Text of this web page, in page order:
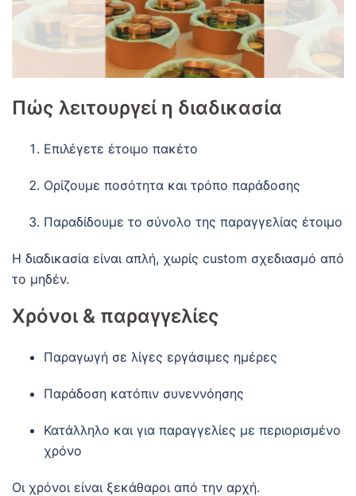
Πώς λειτουργεί η διαδικασία
Επιλέγετε έτοιμο πακέτο
Ορίζουμε ποσότητα και τρόπο παράδοσης
Παραδίδουμε το σύνολο της παραγγελίας έτοιμο
Η διαδικασία είναι απλή, χωρίς custom σχεδιασμό από
το μηδέν.
Χρόνοι & παραγγελίες
Παραγωγή σε λίγες εργάσιμες ημέρες
Παράδοση κατόπιν συνεννόησης
Κατάλληλο και για παραγγελίες με περιορισμένο
χρόνο
Οι χρόνοι είναι ξεκάθαροι από την αρχή.